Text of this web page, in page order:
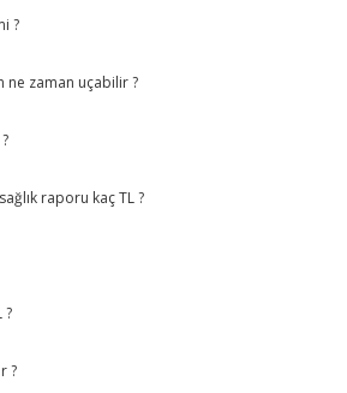
?
ne zaman uçabilir ?
raporu kaç TL ?
?
?